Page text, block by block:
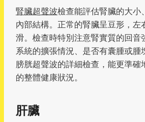
腎臟超聲波檢查能評估腎臟的大小
內部結構。正常的腎臟呈豆形，左
滑。檢查時特別注意腎實質的回音
系統的擴張情況、是否有囊腫或腫
膀胱超聲波的詳細檢查，能更準確
的整體健康狀況。
肝臟